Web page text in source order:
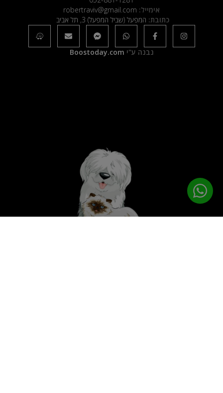
אימייל: robertraviv@gmail.com
כתובת: המפעל (שביל המפעל) 3, תל אביב
נבנה ע"י Boostoday.com